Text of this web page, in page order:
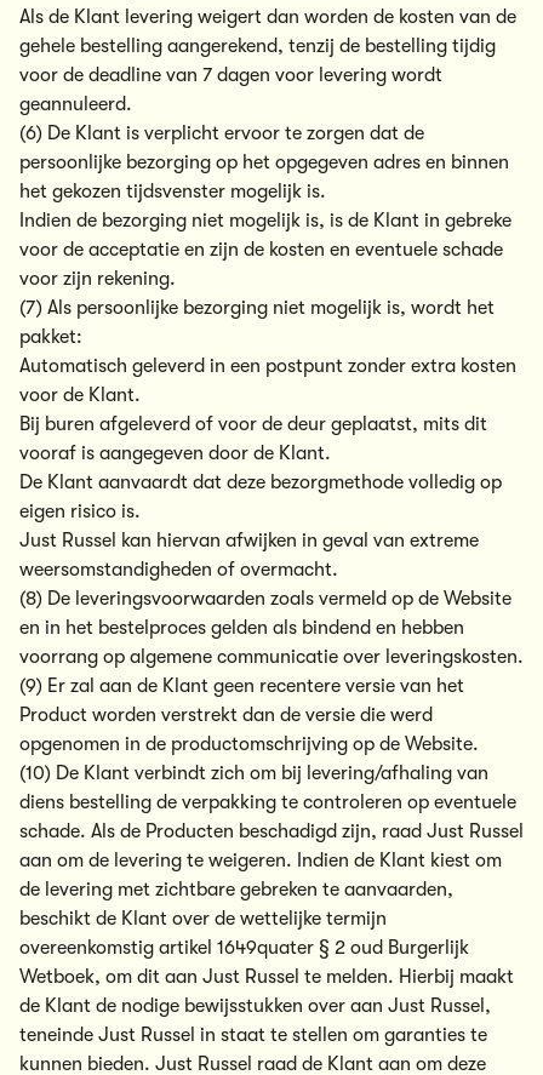
Als de Klant levering weigert dan worden de kosten van de
gehele bestelling aangerekend, tenzij de bestelling tijdig
voor de deadline van 7 dagen voor levering wordt
geannuleerd.
(6) De Klant is verplicht ervoor te zorgen dat de
persoonlijke bezorging op het opgegeven adres en binnen
het gekozen tijdsvenster mogelijk is.
Indien de bezorging niet mogelijk is, is de Klant in gebreke
voor de acceptatie en zijn de kosten en eventuele schade
voor zijn rekening.
(7) Als persoonlijke bezorging niet mogelijk is, wordt het
pakket:
Automatisch geleverd in een postpunt zonder extra kosten
voor de Klant.
Bij buren afgeleverd of voor de deur geplaatst, mits dit
vooraf is aangegeven door de Klant.
De Klant aanvaardt dat deze bezorgmethode volledig op
eigen risico is.
Just Russel kan hiervan afwijken in geval van extreme
weersomstandigheden of overmacht.
(8) De leveringsvoorwaarden zoals vermeld op de Website
en in het bestelproces gelden als bindend en hebben
voorrang op algemene communicatie over leveringskosten.
(9) Er zal aan de Klant geen recentere versie van het
Product worden verstrekt dan de versie die werd
opgenomen in de productomschrijving op de Website.
(10) De Klant verbindt zich om bij levering/afhaling van
diens bestelling de verpakking te controleren op eventuele
schade. Als de Producten beschadigd zijn, raad Just Russel
aan om de levering te weigeren. Indien de Klant kiest om
de levering met zichtbare gebreken te aanvaarden,
beschikt de Klant over de wettelijke termijn
overeenkomstig artikel 1649quater § 2 oud Burgerlijk
Wetboek, om dit aan Just Russel te melden. Hierbij maakt
de Klant de nodige bewijsstukken over aan Just Russel,
teneinde Just Russel in staat te stellen om garanties te
kunnen bieden. Just Russel raad de Klant aan om deze